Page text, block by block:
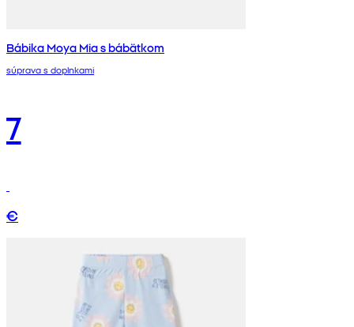
Bábika Moya Mia s bábätkom
súprava s doplnkami
7
€